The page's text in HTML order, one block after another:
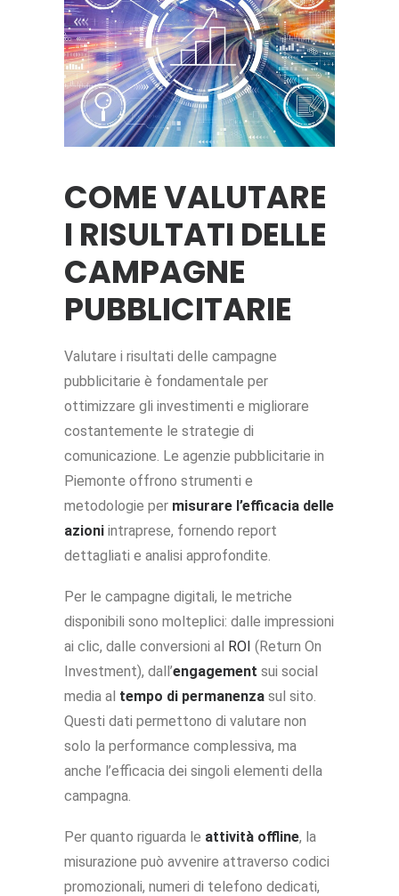
COME VALUTARE
I RISULTATI DELLE
CAMPAGNE
PUBBLICITARIE
Valutare i risultati delle campagne
pubblicitarie è fondamentale per
ottimizzare gli investimenti e migliorare
costantemente le strategie di
comunicazione. Le agenzie pubblicitarie in
Piemonte offrono strumenti e
metodologie per misurare l’efficacia delle
azioni intraprese, fornendo report
dettagliati e analisi approfondite.
Per le campagne digitali, le metriche
disponibili sono molteplici: dalle impressioni
ai clic, dalle conversioni al ROI (Return On
Investment), dall’engagement sui social
media al tempo di permanenza sul sito.
Questi dati permettono di valutare non
solo la performance complessiva, ma
anche l’efficacia dei singoli elementi della
campagna.
Per quanto riguarda le attività offline, la
misurazione può avvenire attraverso codici
promozionali, numeri di telefono dedicati,